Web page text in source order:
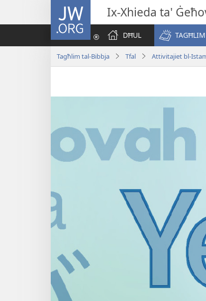
JW.ORG Ix-Xhieda ta'
DĦUL
Tagħlim tal-Bibbja Tfal Attivitajiet bl-